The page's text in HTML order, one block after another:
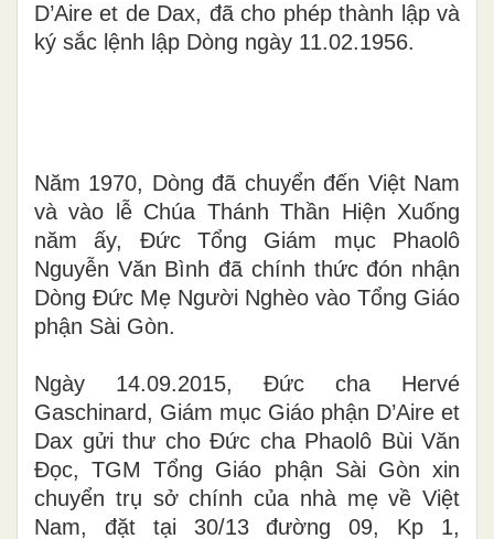
D’Aire et de Dax, đã cho phép thành lập và
ký sắc lệnh lập Dòng ngày 11.02.1956.
Năm 1970, Dòng đã chuyển đến Việt Nam
và vào lễ Chúa Thánh Thần Hiện Xuống
năm ấy, Đức Tổng Giám mục Phaolô
Nguyễn Văn Bình đã chính thức đón nhận
Dòng Đức Mẹ Người Nghèo vào Tổng Giáo
phận Sài Gòn.
Ngày 14.09.2015, Đức cha Hervé
Gaschinard, Giám mục Giáo phận D’Aire et
Dax gửi thư cho Đức cha Phaolô Bùi Văn
Đọc, TGM Tổng Giáo phận Sài Gòn xin
chuyển trụ sở chính của nhà mẹ về Việt
Nam, đặt tại 30/13 đường 09, Kp 1,